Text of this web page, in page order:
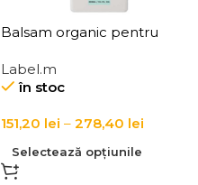
Balsam organic pentru
uscat Label.m Organic
Lemongrass Moisturising
Label.m
în stoc
151,20 lei – 278,40 lei
Selectează opțiunile